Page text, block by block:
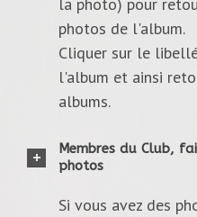
photos de l'album.
Cliquer sur le
l'album et ainsi
albums.
Membres du Club,
photos
Si vous avez des